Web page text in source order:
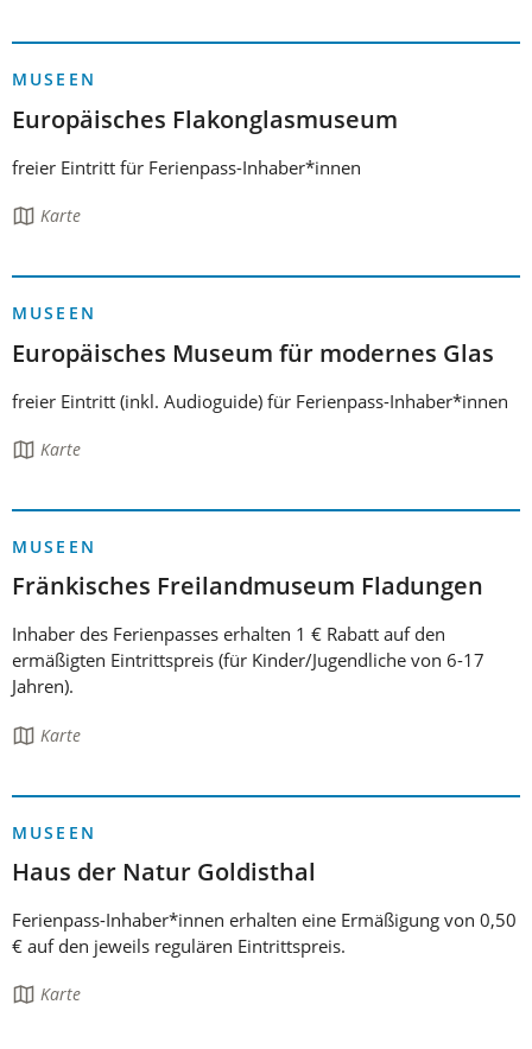
MUSEEN
Europäisches Flakonglasmuseum
freier Eintritt für Ferienpass-Inhaber*innen
Die Karte
MUSEEN
Europäisches Museum für modernes Glas
freier Eintritt (inkl. Audioguide) für Ferienpass-Inhaber*innen
Die Karte
MUSEEN
Fränkisches Freilandmuseum Fladungen
Inhaber des Ferienpasses erhalten 1 € Rabatt auf den
ermäßigten Eintrittspreis (für Kinder/Jugendliche von 6-17
Jahren).
Die Karte
MUSEEN
Haus der Natur Goldisthal
Ferienpass-Inhaber*innen erhalten eine Ermäßigung von 0,50
€ auf den jeweils regulären Eintrittspreis.
Die Karte